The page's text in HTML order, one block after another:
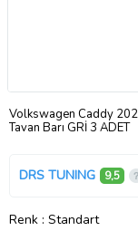
Volkswagen Caddy
Tavan Barı GRİ 3 ADET
DRS TUNING 9,5
Renk : Standart